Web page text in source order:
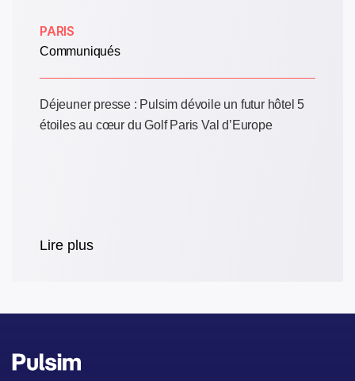
PARIS
Communiqués
Déjeuner presse : Pulsim dévoile un futur hôtel 5
étoiles au cœur du Golf Paris Val d’Europe
Lire plus